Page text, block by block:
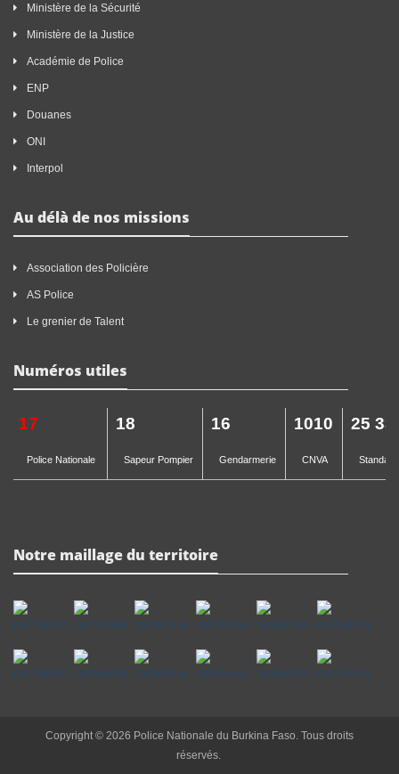
Ministère de la Sécurité
Ministère de la Justice
Académie de Police
ENP
Douanes
ONI
Interpol
Au délà de nos missions
Association des Policière
AS Police
Le grenier de Talent
Numéros utiles
17
Police Nationale
18
Sapeur Pompier
16
Gendarmerie
1010
CNVA
25 33
Notre maillage du territoire
Copyright © 2026 Police Nationale du Burkina Faso. Tous droits
réservés.